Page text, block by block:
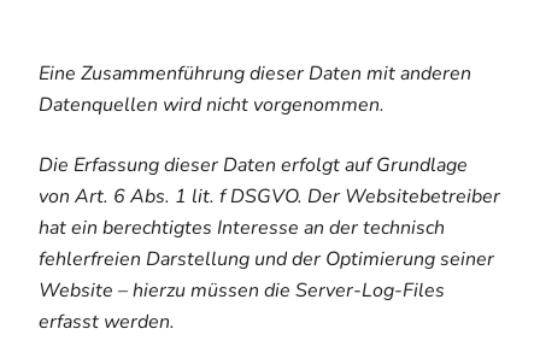
Eine Zusammenführung dieser Daten mit anderen
Datenquellen wird nicht vorgenommen.
Die Erfassung dieser Daten erfolgt auf Grundlage
von Art. 6 Abs. 1 lit. f DSGVO. Der Websitebetreiber
hat ein berechtigtes Interesse an der technisch
fehlerfreien Darstellung und der Optimierung seiner
Website – hierzu müssen die Server-Log-Files
erfasst werden.